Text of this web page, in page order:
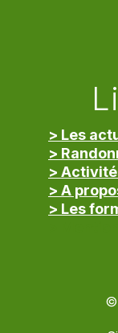
> Les
>
>
> A
> Les
©